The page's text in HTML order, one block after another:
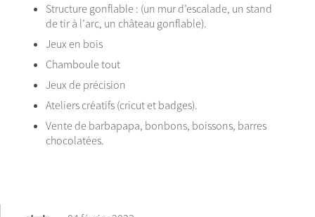
Structure gonflable : (un mur d’escalade, un stand
de tir à l’arc, un château gonflable).
Jeux en bois
Chamboule tout
Jeux de précision
Ateliers créatifs (cricut et badges).
Vente de barbapapa, bonbons, boissons, barres
chocolatées.